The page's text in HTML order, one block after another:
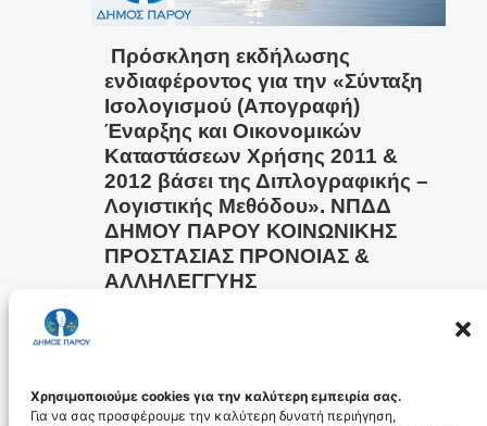
Χρησιμοποιούμε cookies για την καλύτερη εμπειρία σας.
Για να σας προσφέρουμε την καλύτερη δυνατή περιήγηση,
Πρόσκληση εκδήλωσης
ενδιαφέροντος για την «Σύνταξη
Ισολογισμού (Απογραφή)
Έναρξης και Οικονομικών
Καταστάσεων Χρήσης 2011 &
2012 βάσει της Διπλογραφικής –
Λογιστικής Μεθόδου». ΝΠΔΔ
ΔΗΜΟΥ ΠΑΡΟΥ ΚΟΙΝΩΝΙΚΗΣ
ΠΡΟΣΤΑΣΙΑΣ ΠΡΟΝΟΙΑΣ &
ΑΛΛΗΛΕΓΓΥΗΣ
…
86
Επόμενη Σελίδα